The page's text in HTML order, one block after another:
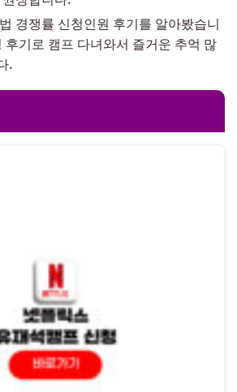
경쟁률 신청인원 후기를 알아봤습니
후기로 캠프 다녀와서 즐거운 추억 많
.